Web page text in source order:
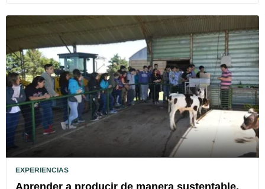
EXPERIENCIAS
Aprender a producir de manera sustentable,